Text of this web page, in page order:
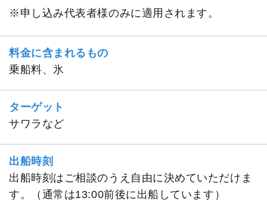
※申し込み代表者様のみに適用されます。
料金に含まれるもの
乗船料、氷
ターゲット
サワラなど
出船時刻
出船時刻はご相談のうえ自由に決めていただけま
す。（通常は13:00前後に出船しています）